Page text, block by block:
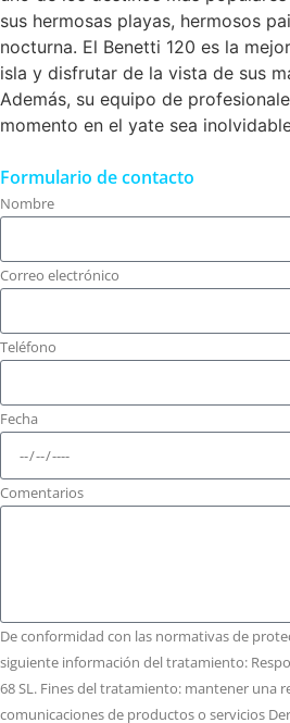
sus hermosas playas, hermosos
nocturna. El Benetti 120 es la
isla y disfrutar de la vista de sus
Además, su equipo de
momento en el yate sea
Formulario de contacto
Nombre
Correo electrónico
Teléfono
Fecha
Comentarios
De conformidad con las normativas de
siguiente información del tratamiento:
68 SL. Fines del tratamiento: mantener una
comunicaciones de productos o servicios